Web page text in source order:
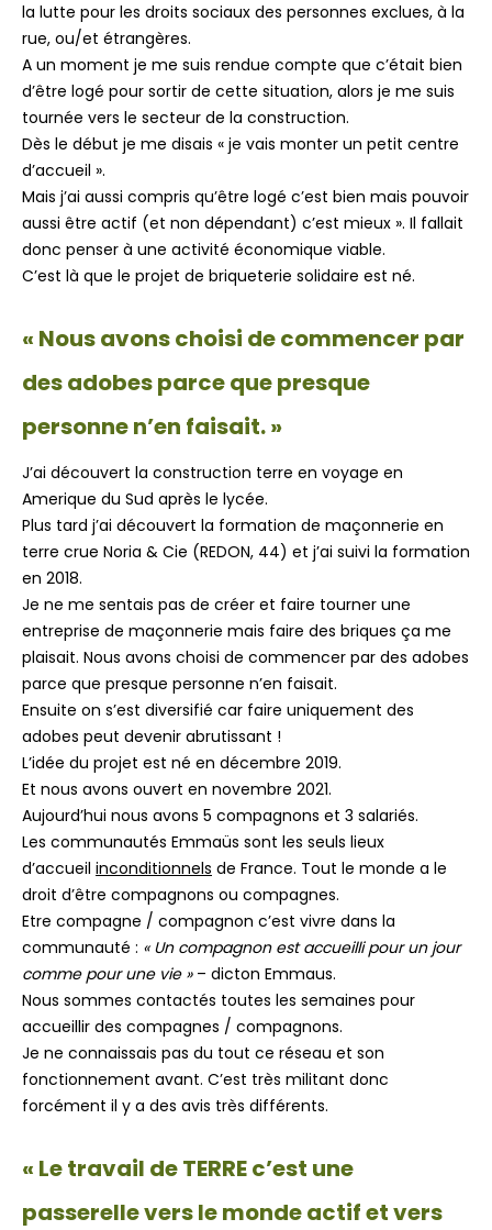
la lutte pour les droits sociaux des personnes exclues, à la
rue, ou/et étrangères.
A un moment je me suis rendue compte que c’était bien
d’être logé pour sortir de cette situation, alors je me suis
tournée vers le secteur de la construction.
Dès le début je me disais « je vais monter un petit centre
d’accueil ».
Mais j’ai aussi compris qu’être logé c’est bien mais pouvoir
aussi être actif (et non dépendant) c’est mieux ». Il fallait
donc penser à une activité économique viable.
C’est là que le projet de briqueterie solidaire est né.
« Nous avons choisi de commencer par
des adobes parce que presque
personne n’en faisait. »
J’ai découvert la construction terre en voyage en
Amerique du Sud après le lycée.
Plus tard j’ai découvert la formation de maçonnerie en
terre crue Noria & Cie (REDON, 44) et j’ai suivi la formation
en 2018.
Je ne me sentais pas de créer et faire tourner une
entreprise de maçonnerie mais faire des briques ça me
plaisait. Nous avons choisi de commencer par des adobes
parce que presque personne n’en faisait.
Ensuite on s’est diversifié car faire uniquement des
adobes peut devenir abrutissant !
L’idée du projet est né en décembre 2019.
Et nous avons ouvert en novembre 2021.
Aujourd’hui nous avons 5 compagnons et 3 salariés.
Les communautés Emmaüs sont les seuls lieux
d’accueil inconditionnels de France. Tout le monde a le
droit d’être compagnons ou compagnes.
Etre compagne / compagnon c’est vivre dans la
communauté : « Un compagnon est accueilli pour un jour
comme pour une vie »– dicton Emmaus.
Nous sommes contactés toutes les semaines pour
accueillir des compagnes / compagnons.
Je ne connaissais pas du tout ce réseau et son
fonctionnement avant. C’est très militant donc
forcément il y a des avis très différents.
« Le travail de TERRE c’est une
passerelle vers le monde actif et vers